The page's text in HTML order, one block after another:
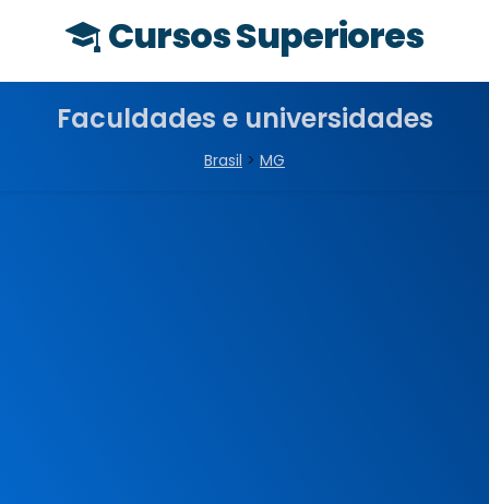
Cursos Superiores
Faculdades e universidades
Brasil > MG